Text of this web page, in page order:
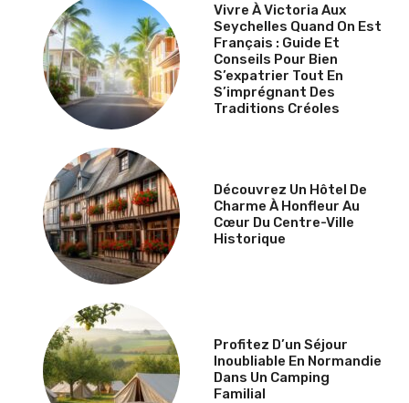
Vivre À Victoria Aux
Seychelles Quand On Est
Français : Guide Et
Conseils Pour Bien
S’expatrier Tout En
S’imprégnant Des
Traditions Créoles
Découvrez Un Hôtel De
Charme À Honfleur Au
Cœur Du Centre-Ville
Historique
Profitez D’un Séjour
Inoubliable En Normandie
Dans Un Camping
Familial